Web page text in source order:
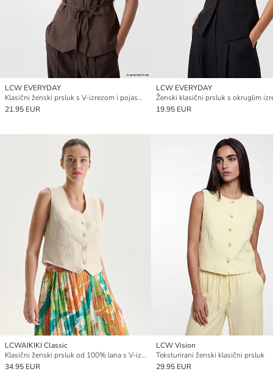
LCW EVERYDAY
Klasični ženski prsluk s V-izrezom i pojasom
21.95 EUR
LCW EVERYDAY
Ženski klasični prsluk s okruglim
19.95 EUR
LCWAIKIKI Classic
Klasični ženski prsluk od 100% lana s V-izrezom
34.95 EUR
LCW Vision
Teksturirani ženski klasični prsluk
29.95 EUR